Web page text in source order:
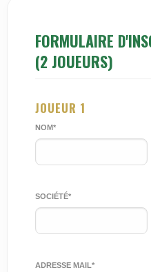
FORMULAIRE
(2 JOUEURS)
JOUEUR 1
NOM*
SOCIÉTÉ*
ADRESSE MAIL*